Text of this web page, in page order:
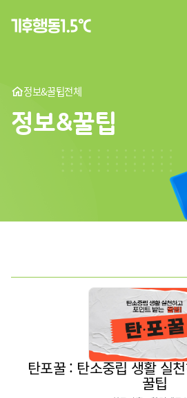
정보&꿀팁전체
정보&꿀팁
탄포꿀 : 탄소중립 생활 실
꿀팁